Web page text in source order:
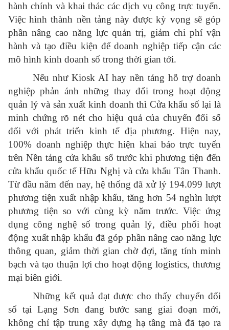
hành chính và khai thác các dịch vụ công trực tuyến.
Việc hình thành nền tảng này được kỳ vọng sẽ góp
phần nâng cao năng lực quản trị, giảm chi phí vận
hành và tạo điều kiện để doanh nghiệp tiếp cận các
mô hình kinh doanh số trong thời gian tới.
Nếu như Kiosk AI hay nền tảng hỗ trợ doanh
nghiệp phản ánh những thay đổi trong hoạt động
quản lý và sản xuất kinh doanh thì Cửa khẩu số lại là
minh chứng rõ nét cho hiệu quả của chuyển đổi số
đối với phát triển kinh tế địa phương. Hiện nay,
100% doanh nghiệp thực hiện khai báo trực tuyến
trên Nền tảng cửa khẩu số trước khi phương tiện đến
cửa khẩu quốc tế Hữu Nghị và cửa khẩu Tân Thanh.
Từ đầu năm đến nay, hệ thống đã xử lý 194.099 lượt
phương tiện xuất nhập khẩu, tăng hơn 54 nghìn lượt
phương tiện so với cùng kỳ năm trước. Việc ứng
dụng công nghệ số trong quản lý, điều phối hoạt
động xuất nhập khẩu đã góp phần nâng cao năng lực
thông quan, giảm thời gian chờ đợi, tăng tính minh
bạch và tạo thuận lợi cho hoạt động logistics, thương
mại biên giới.
Những kết quả đạt được cho thấy chuyển đổi
số tại Lạng Sơn đang bước sang giai đoạn mới,
không chỉ tập trung xây dựng hạ tầng mà đã tạo ra